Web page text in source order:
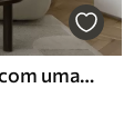
Riscas cinza-esverdeadas com uma fila central de círculos